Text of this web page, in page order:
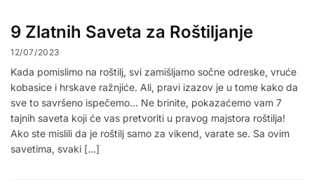
9 Zlatnih Saveta za Roštiljanje
12/07/2023
Kada pomislimo na roštilj, svi zamišljamo sočne odreske, vruće
kobasice i hrskave ražnjiće. Ali, pravi izazov je u tome kako da
sve to savršeno ispečemo… Ne brinite, pokazaćemo vam 7
tajnih saveta koji će vas pretvoriti u pravog majstora roštilja!
Ako ste mislili da je roštilj samo za vikend, varate se. Sa ovim
savetima, svaki […]